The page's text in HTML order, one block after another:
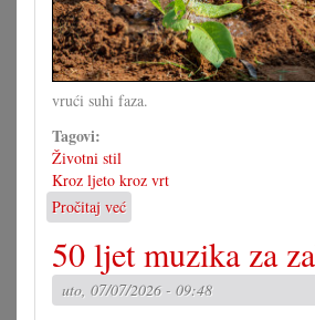
vrući suhi faza.
Tagovi:
Životni stil
Kroz ljeto kroz vrt
Pročitaj već
Vrt
pod
vrućinom
50 ljet muzika za
uto, 07/07/2026 - 09:48